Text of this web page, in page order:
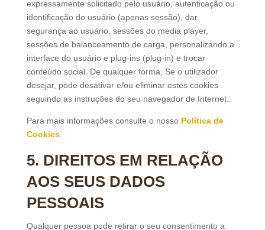
expressamente solicitado pelo usuário, autenticação ou
identificação do usuário (apenas sessão), dar
segurança ao usuário, sessões do media player,
sessões de balanceamento de carga, personalizando a
interface do usuário e plug-ins (plug-in) e trocar
conteúdo social. De qualquer forma, Se o utilizador
desejar, pode desativar e/ou eliminar estes cookies
seguindo as instruções do seu navegador de Internet..
Para mais informações consulte o nosso Política de
Cookies.
5. DIREITOS EM RELAÇÃO
AOS SEUS DADOS
PESSOAIS
Qualquer pessoa pode retirar o seu consentimento a